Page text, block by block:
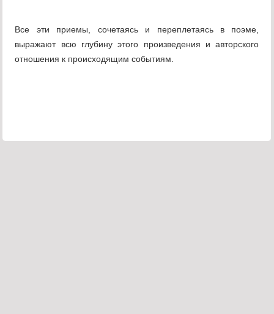
Все эти приемы, сочетаясь и переплетаясь в поэме,
выражают всю глубину этого произведения и авторского
отношения к происходящим событиям.